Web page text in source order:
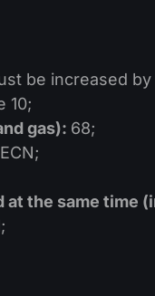
be increased
10;
gas): 68;
at the same time